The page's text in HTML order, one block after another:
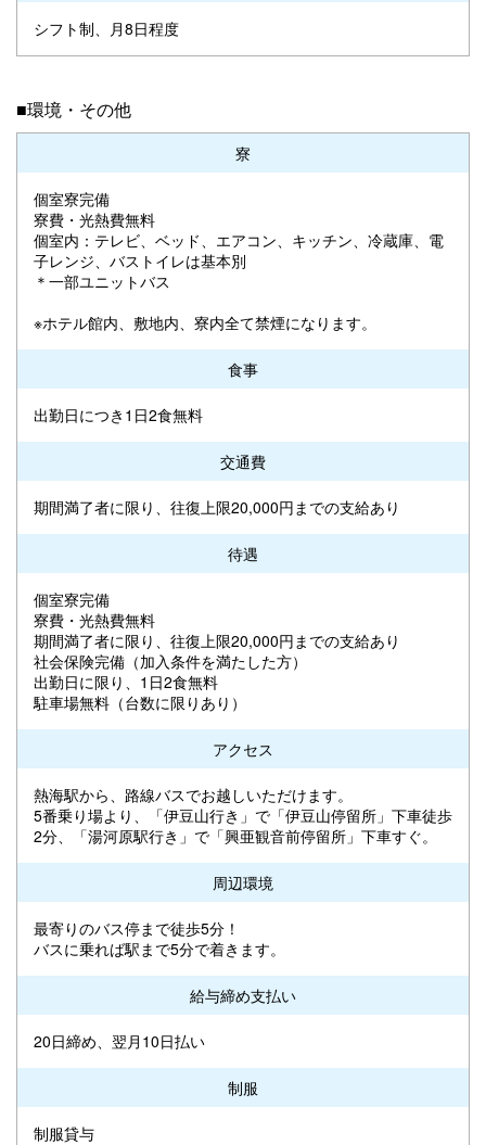
シフト制、月8日程度
■環境・その他
寮
個室寮完備
寮費・光熱費無料
個室内：テレビ、ベッド、エアコン、キッチン、冷蔵庫、電
子レンジ、バストイレは基本別
＊一部ユニットバス
※ホテル館内、敷地内、寮内全て禁煙になります。
食事
出勤日につき1日2食無料
交通費
期間満了者に限り、往復上限20,000円までの支給あり
待遇
個室寮完備
寮費・光熱費無料
期間満了者に限り、往復上限20,000円までの支給あり
社会保険完備（加入条件を満たした方）
出勤日に限り、1日2食無料
駐車場無料（台数に限りあり）
アクセス
熱海駅から、路線バスでお越しいただけます。
5番乗り場より、「伊豆山行き」で「伊豆山停留所」下車徒歩
2分、「湯河原駅行き」で「興亜観音前停留所」下車すぐ。
周辺環境
最寄りのバス停まで徒歩5分！
バスに乗れば駅まで5分で着きます。
給与締め支払い
20日締め、翌月10日払い
制服
制服貸与